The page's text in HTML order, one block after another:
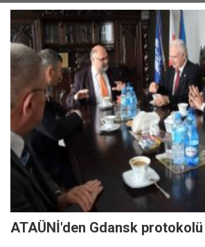
ATAÜNİ'den Gdansk protokolü